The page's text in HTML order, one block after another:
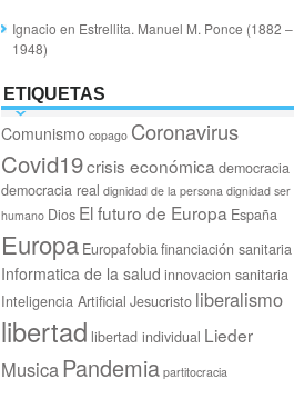
Ignacio en Estrellita. Manuel M. Ponce (1882 –
1948)
ETIQUETAS
Comunismo copago Coronavirus
Covid19crisis económica democracia
democracia real dignidad de la persona dignidad ser
humano Dios El futuro de Europa España
Europa Europafobiafinanciación sanitaria
Informatica de la salud innovacion sanitaria
Inteligencia Artificial Jesucristo liberalismo
libertad libertad individual Lieder
MusicaPandemia partitocracia